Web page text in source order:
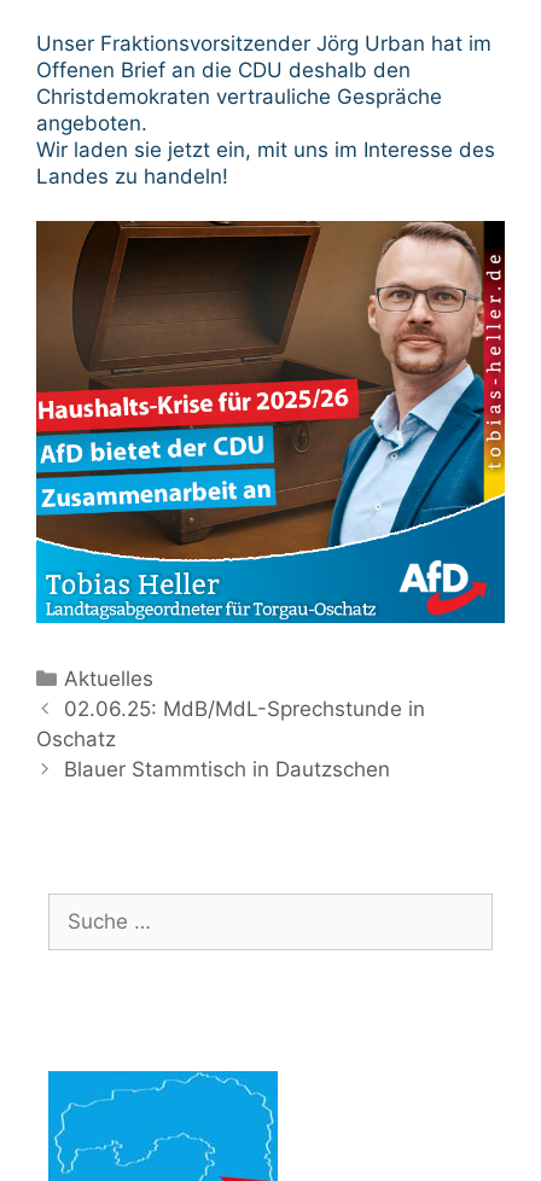
Unser Fraktionsvorsitzender Jörg Urban hat im
Offenen Brief an die CDU deshalb den
Christdemokraten vertrauliche Gespräche
angeboten.
Wir laden sie jetzt ein, mit uns im Interesse des
Landes zu handeln!
Kategorien
Aktuelles
Beitrags-
Navigation
02.06.25: MdB/MdL-Sprechstunde in
Oschatz
Blauer Stammtisch in Dautzschen
nach: